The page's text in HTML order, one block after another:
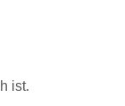
ist.